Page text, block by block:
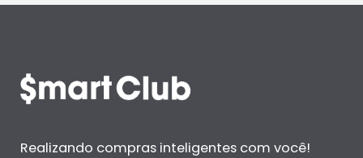
Realizando compras inteligentes com você!